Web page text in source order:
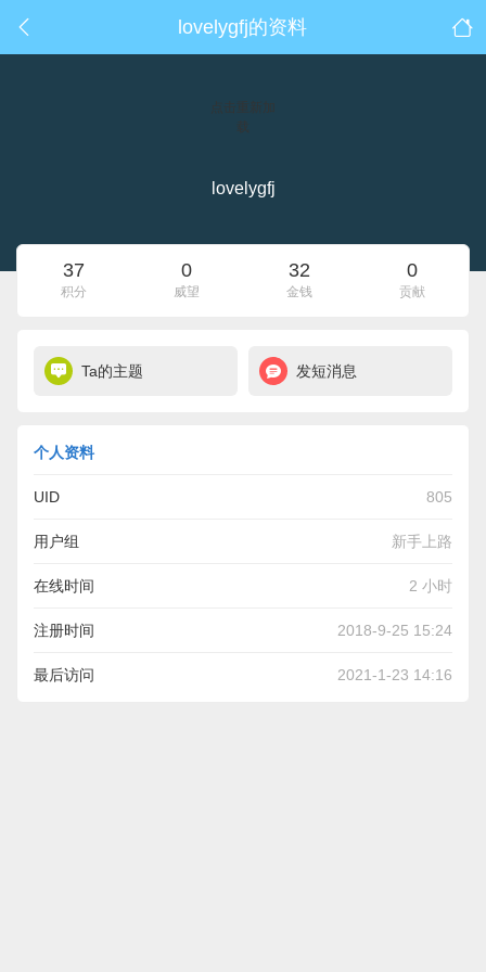
lovelygfj的资料
点击重新加
lovelygfj
37
积分
0
威望
32
金钱
0
贡献
Ta的主题 发短消息
个人资料
UID 805
用户组 新手上路
在线时间 2 小时
注册时间 2018-9-25 15:24
最后访问 2021-1-23 14:16